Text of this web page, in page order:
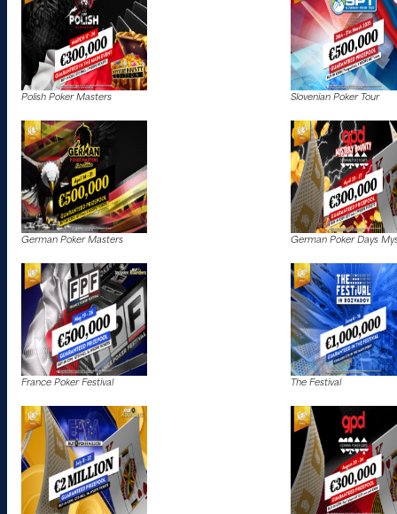
Polish Poker Masters Slovenian Poker Tour
German Poker Masters German Poker Days
France Poker Festival The Festival